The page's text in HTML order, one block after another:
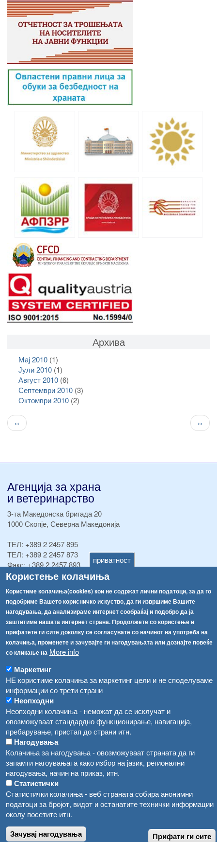
приватност
Користење колачиња
Користиме колачиња(cookies) кои не содржат лични податоци, за да го
подобриме Вашето корисничко искуство, да ги извршиме Вашите
нагодувања, да анализираме интернет сообраќај и подобро да ја
заштитиме нашата интернет страна. Продолжете со користење и
прифатете ги сите доколку се согласувате со начинот на употреба на
колачиња, променете и зачувајте ги нагодувањата или дознајте повеќе
со кликање на More info
Маркетинг
НЕ користиме колачиња за маркетинг цели и не споделуваме
информации со трети страни
Неопходни
Неопходни колачиња - неможат да се исклучат и
овозможуваат стандардно функционирање, навигација,
пребарување, пристап до страни итн.
Нагодувања
Колачиња за нагодувања - овозможуваат страната да ги
запамти нагоувањата како избор на јазик, регионални
нагодувања, начин на приказ, итн.
Статистички
Статистички колачиња - веб страната собира анонимни
податоци за бројот, видот и останатите технички информации
околу посетите итн.
Зачувај нагодувања Прифати ги сите
Архива
Мај 2010(1)
Јули 2010(1)
Август 2010(6)
Септември 2010(3)
Октомври 2010(2)
Pagination
Previous
page
‹‹ ››
Агенција за храна
и ветеринарство
3-та Македонска бригада 20
1000 Скопје, Северна Македонија
ТЕЛ: +389 2 2457 895
ТЕЛ: +389 2 2457 873
Факс:+389 2 2457 893
Факс:+389 2 2457 871
info@fva.gov.mk
[АХВ-претходна страна]
Соопштенија
Република Бугарија ги засили официјалните контроли при увоз на свежо овошје и зеленчук
Високите температури ризик од труење со храна, опасни се и за животните
Водата во Гостивар може да се користи како техничка, продолжува испораката на флаширана вода
Во Гостивар спроведени 70 вонредни контроли
Забраната за водата во Гостивар останува на сила, операторите да користат само технички безбедна вода
Навигација
Архива
Регистри
Забрани
Огласи